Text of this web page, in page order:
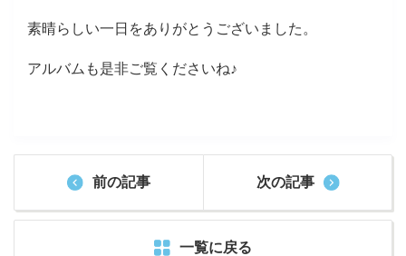
素晴らしい一日をありがとうございました。
アルバムも是非ご覧くださいね♪
前の記事
一覧に戻る
次の記事